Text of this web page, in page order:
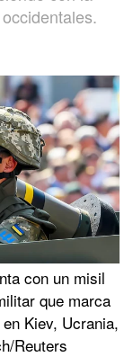
con un misil
que marca
Kiev, Ucrania,
Reuters